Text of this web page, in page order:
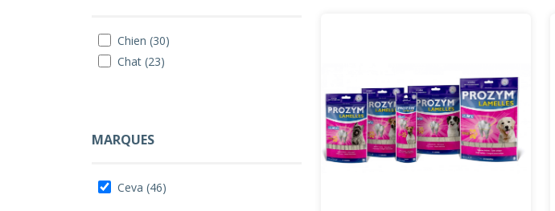
Chien (30)
Chat (23)
MARQUES
Ceva (46)